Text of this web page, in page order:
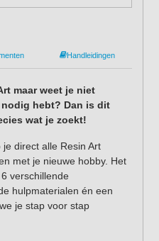
Handleidingen
maar weet je niet
hebt? Dan is dit
wat je zoekt!
direct alle Resin Art
met je nieuwe hobby. Het
verschillende
hulpmaterialen én een
je stap voor stap